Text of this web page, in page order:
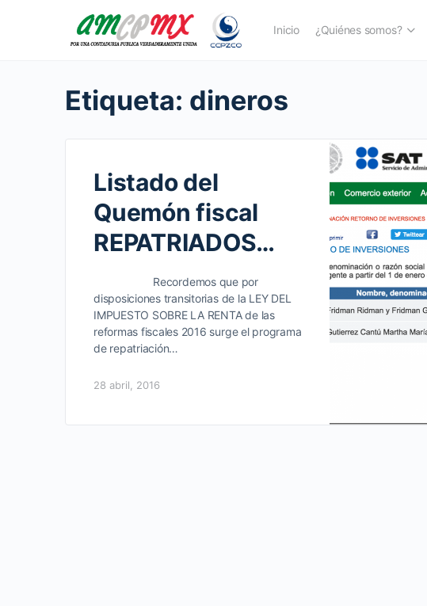
Inicio ¿Quiénes somos?
Etiqueta: dineros
Listado del
Quemón fiscal
REPATRIADOS…
Recordemos que por
disposiciones transitorias de la LEY DEL
IMPUESTO SOBRE LA RENTA de las
reformas fiscales 2016 surge el programa
de repatriación…
28 abril, 2016